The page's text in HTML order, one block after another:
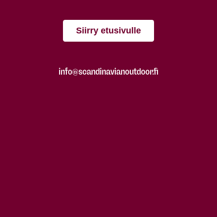
Siirry etusivulle
info@scandinavianoutdoor.fi